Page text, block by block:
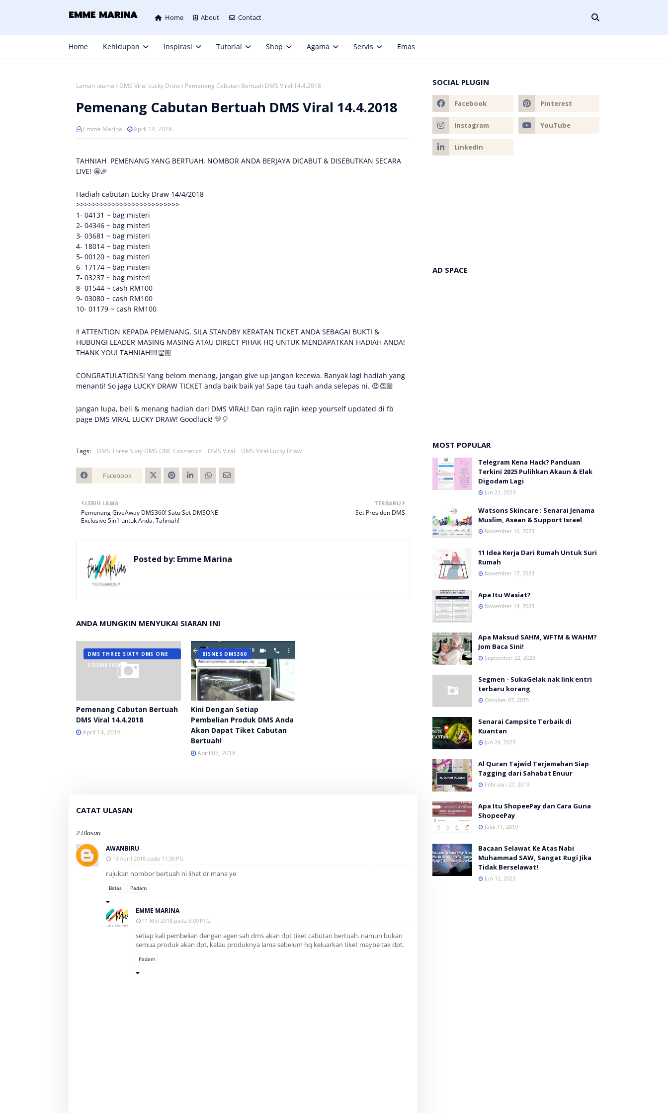
Home About Contact
Home Kehidupan Inspirasi Tutorial Shop Agama Servis Emas
Laman utama DMS Viral Lucky Draw Pemenang Cabutan Bertuah DMS Viral 14.4.2018
Pemenang Cabutan Bertuah DMS Viral 14.4.2018
Emme Marina April 14, 2018
TAHNIAH PEMENANG YANG BERTUAH, NOMBOR ANDA BERJAYA DICABUT & DISEBUTKAN SECARA
LIVE! 🤩🎉
Hadiah cabutan Lucky Draw 14/4/2018
>>>>>>>>>>>>>>>>>>>>>>>>>>
1- 04131 ~ bag misteri
2- 04346 ~ bag misteri
3- 03681 ~ bag misteri
4- 18014 ~ bag misteri
5- 00120 ~ bag misteri
6- 17174 ~ bag misteri
7- 03237 ~ bag misteri
8- 01544 ~ cash RM100
9- 03080 ~ cash RM100
10- 01179 ~ cash RM100
‼ ATTENTION KEPADA PEMENANG, SILA STANDBY KERATAN TICKET ANDA SEBAGAI BUKTI &
HUBUNGI LEADER MASING MASING ATAU DIRECT PIHAK HQ UNTUK MENDAPATKAN HADIAH ANDA!
THANK YOU! TAHNIAH!!‼👏🏼
CONGRATULATIONS! Yang belom menang, jangan give up jangan kecewa. Banyak lagi hadiah yang
menanti! So jaga LUCKY DRAW TICKET anda baik baik ya! Sape tau tuah anda selepas ni. 😍👏🏼
Jangan lupa, beli & menang hadiah dari DMS VIRAL! Dan rajin rajin keep yourself updated di fb
page DMS VIRAL LUCKY DRAW! Goodluck! 🎊🎈
Tags: DMS Three Sixty DMS ONE Cosmetics DMS Viral DMS Viral Lucky Draw
Facebook
TERBARU
Set Presiden DMS
LEBIH LAMA
Pemenang GiveAway DMS360! Satu Set DMSONE
Exclusive 5in1 untuk Anda. Tahniah!
Posted by: Emme Marina
ANDA MUNGKIN MENYUKAI SIARAN INI
DMS THREE SIXTY DMS ONE
COSMETICS
Pemenang Cabutan Bertuah
DMS Viral 14.4.2018
April 14, 2018
BISNES DMS360
Kini Dengan Setiap
Pembelian Produk DMS Anda
Akan Dapat Tiket Cabutan
Bertuah!
April 07, 2018
CATAT ULASAN
2 Ulasan
AWANBIRU
19 April 2018 pada 11:30 PG
rujukan nombor bertuah ni lihat dr mana ye
Balas Padam
EMME MARINA
11 Mei 2018 pada 3:09 PTG
setiap kali pembelian dengan agen sah dms akan dpt tiket cabutan bertuah. namun bukan
semua produk akan dpt, kalau produknya lama sebelum hq keluarkan tiket maybe tak dpt.
Padam
SOCIAL PLUGIN
AD SPACE
MOST POPULAR
Telegram Kena Hack? Panduan
Terkini 2025 Pulihkan Akaun & Elak
Digodam Lagi
Jun 21, 2023
Watsons Skincare : Senarai Jenama
Muslim, Asean & Support Israel
November 16, 2023
11 Idea Kerja Dari Rumah Untuk Suri
Rumah
November 17, 2023
Apa Itu Wasiat?
November 14, 2023
Apa Maksud SAHM, WFTM & WAHM?
Jom Baca Sini!
September 22, 2023
Segmen - SukaGelak nak link entri
terbaru korang
Oktober 07, 2015
Senarai Campsite Terbaik di
Kuantan
Jun 24, 2023
Al Quran Tajwid Terjemahan Siap
Tagging dari Sahabat Enuur
Februari 27, 2019
Apa Itu ShopeePay dan Cara Guna
ShopeePay
Julai 11, 2019
Bacaan Selawat Ke Atas Nabi
Muhammad SAW, Sangat Rugi Jika
Tidak Berselawat!
Jun 12, 2023